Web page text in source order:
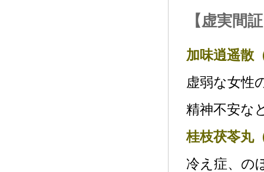
【虚実間
加味逍遥散
虚弱な女性
精神不安な
桂枝茯苓丸
冷え症、の